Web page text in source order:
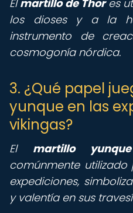
Elmartillo de Thores
los dioses y a la
instrumento de
cosmogonía nórdica.
3. ¿Qué papel
yunque en las
vikingas?
El martillo yunque
comúnmente
expediciones,
y valentía en sus